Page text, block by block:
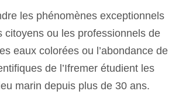
les phénomènes exceptionnels
citoyens ou les professionnels de
eaux colorées ou l’abondance de
de l’Ifremer étudient les
marin depuis plus de 30 ans.